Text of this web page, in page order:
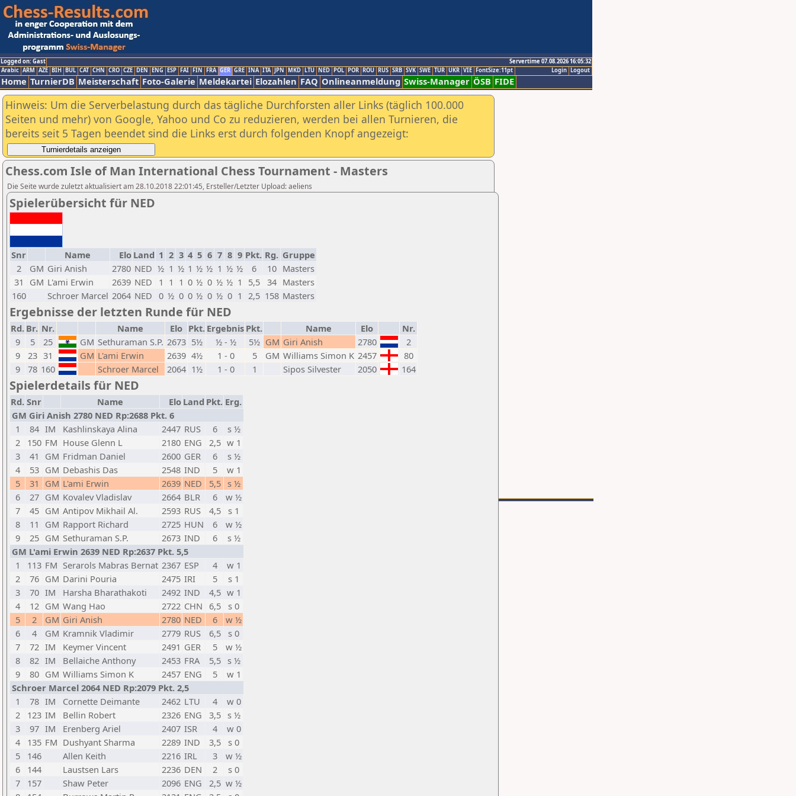
Logged on: Gast
Servertime 07.08.2026 16:05:32
Logout
Login
Arabic ARM AZE BIH BUL CAT CHN CRO CZE DEN ENG ESP FAI FIN FRA GER GRE INA ITA JPN MKD LTU NED POL POR ROU RUS SRB SVK SWE TUR UKR VIE FontSize:11pt
Home TurnierDB Meisterschaft Foto-Galerie Meldekartei Elozahlen FAQ Onlineanmeldung Swiss-Manager ÖSB FIDE
Hinweis: Um die Serverbelastung durch das tägliche Durchforsten aller Links (täglich 100.000
Seiten und mehr) von Google, Yahoo und Co zu reduzieren, werden bei allen Turnieren, die
bereits seit 5 Tagen beendet sind die Links erst durch folgenden Knopf angezeigt:
Chess.com Isle of Man International Chess Tournament - Masters
Die Seite wurde zuletzt aktualisiert am 28.10.2018 22:01:45, Ersteller/Letzter Upload: aeliens
Spielerübersicht für NED
Snr Name Elo Land 1 2 3 4 5 6 7 8 9 Pkt. Rg. Gruppe
2
GM Giri Anish 2780 NED ½ 1 ½ 1 ½ ½ 1 ½ ½ 6 10 Masters
31
GM L'ami Erwin 2639 NED 1 1 1 0 ½ 0 ½ ½ 1 5,5 34 Masters
160
Schroer Marcel 2064 NED 0 ½ 0 0 ½ 0 ½ 0 1 2,5 158 Masters
Ergebnisse der letzten Runde für NED
Rd. Br. Nr. Name Elo Pkt. Ergebnis Pkt. Name Elo
Nr.
9
5 25 GM Sethuraman S.P. 2673 5½ ½ - ½ 5½ GM Giri Anish 2780
2
9
23 31 GM L'ami Erwin 2639 4½ 1 - 0 5 GM Williams Simon K 2457
80
9
78 160 Schroer Marcel 2064 1½ 1 - 0 1 Sipos Silvester 2050 164
Spielerdetails für NED
Rd. Snr Name Elo Land Pkt. Erg.
GM Giri Anish 2780 NED Rp:2688 Pkt. 6
1
84 IM Kashlinskaya Alina 2447 RUS 6
s ½
2
150 FM House Glenn L 2180 ENG 2,5 w 1
3
41 GM Fridman Daniel 2600 GER 6
s ½
4
53 GM Debashis Das 2548 IND 5
w 1
5
31 GM L'ami Erwin 2639 NED 5,5 s ½
6
27 GM Kovalev Vladislav 2664 BLR 6
w ½
7
45 GM Antipov Mikhail Al. 2593 RUS 4,5
s 1
8
11 GM Rapport Richard 2725 HUN 6
w ½
9
25 GM Sethuraman S.P. 2673 IND 6
s ½
GM L'ami Erwin 2639 NED Rp:2637 Pkt. 5,5
1
113 FM Serarols Mabras Bernat 2367 ESP 4
w 1
2
76 GM Darini Pouria 2475 IRI 5
s 1
3
70 IM Harsha Bharathakoti 2492 IND 4,5 w 1
4
12 GM Wang Hao 2722 CHN 6,5
s 0
5
2 GM Giri Anish 2780 NED 6
w ½
6
4 GM Kramnik Vladimir 2779 RUS 6,5
s 0
7
72 IM Keymer Vincent 2491 GER 5
w ½
8
82 IM Bellaiche Anthony 2453 FRA 5,5
s ½
9
80 GM Williams Simon K 2457 ENG 5
w 1
Schroer Marcel 2064 NED Rp:2079 Pkt. 2,5
1
78 IM Cornette Deimante 2462 LTU 4
w 0
2
123 IM Bellin Robert 2326 ENG 3,5 s ½
3
97 IM Erenberg Ariel 2407 ISR 4
w 0
4
135 FM Dushyant Sharma 2289 IND 3,5
s 0
5
146 Allen Keith 2216 IRL 3
w ½
6
144 Laustsen Lars 2236 DEN 2
s 0
7
157 Shaw Peter 2096 ENG 2,5 w ½